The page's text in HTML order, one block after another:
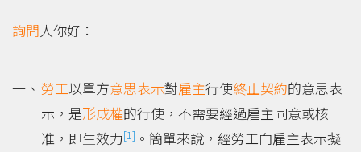
詢問人你好：
勞工以單方意思表示對雇主行使終止契約的意思表
示，是形成權的行使，不需要經過雇主同意或核
准，即生效力[1] 。簡單來說，經勞工向雇主表示擬